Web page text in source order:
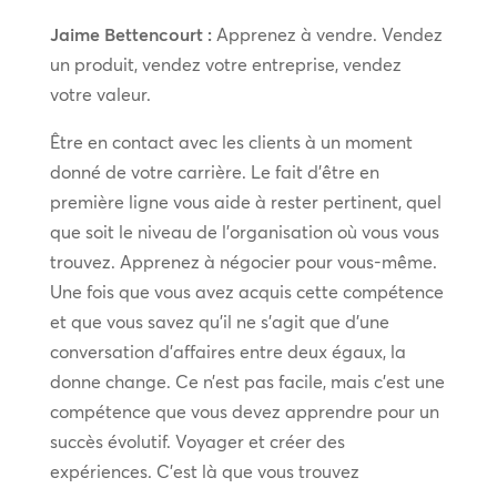
Jaime Bettencourt :Apprenez à vendre. Vendez
un produit, vendez votre entreprise, vendez
votre valeur.
Être en contact avec les clients à un moment
donné de votre carrière. Le fait d’être en
première ligne vous aide à rester pertinent, quel
que soit le niveau de l’organisation où vous vous
trouvez. Apprenez à négocier pour vous-même.
Une fois que vous avez acquis cette compétence
et que vous savez qu’il ne s’agit que d’une
conversation d’affaires entre deux égaux, la
donne change. Ce n’est pas facile, mais c’est une
compétence que vous devez apprendre pour un
succès évolutif. Voyager et créer des
expériences. C’est là que vous trouvez